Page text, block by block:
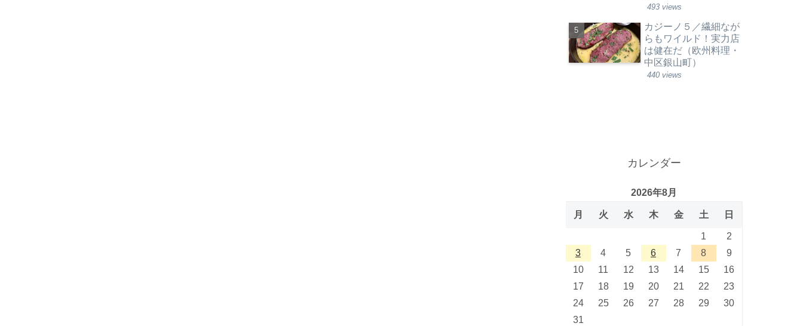
493 views
カジーノ５／繊細なが
らもワイルド！実力店
は健在だ（欧州料理・
中区銀山町）
440 views
カレンダー
2026年8月
月 火 水 木 金 土 日
1
2
3
4 5 6 7 8
9
10
11 12 13 14 15
16
17
18 19 20 21 22
23
24
25 26 27 28 29
30
31